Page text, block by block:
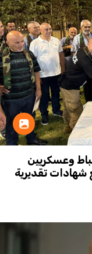
وعسكريين
شهادات تقديرية